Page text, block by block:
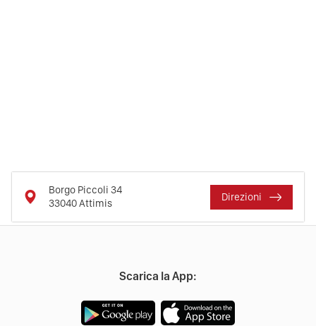
Borgo Piccoli 34
33040Attimis
Direzioni
Scarica la App: